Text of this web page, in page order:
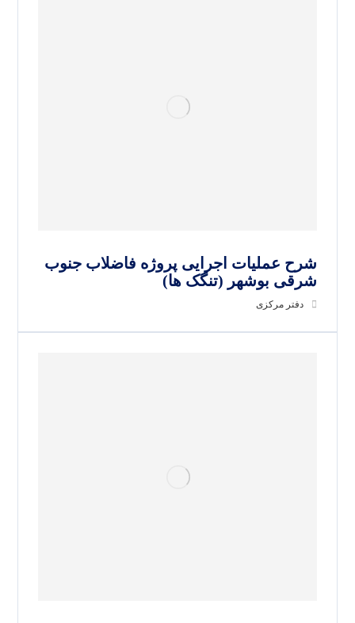
شرح عملیات اجرایی پروژه فاضلاب جنوب
شرقی بوشهر (تنگک ها)
دفتر مرکزی